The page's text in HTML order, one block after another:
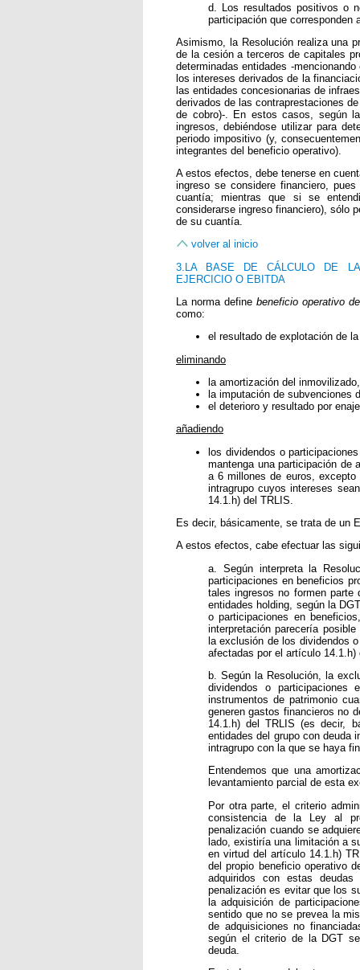
d. Los resultados positivos o
participación que corresponden
Asimismo, la Resolución realiza una
de la cesión a terceros de capitales
determinadas entidades -
los intereses derivados de la
las entidades concesionarias de
derivados de las contraprestaciones
de cobro)-. En estos casos, según
ingresos, debiéndose utilizar para
periodo impositivo (y,
integrantes del beneficio operativo).
A estos efectos, debe tenerse en
ingreso se considere financiero,
cuantía; mientras que si se
considerarse ingreso financiero), sólo
de su cuantía.
volver al inicio
3.LA BASE DE CÁLCULO DE
EJERCICIO O EBITDA
La norma define beneficio operativo
como:
el resultado de explotación de
eliminando
la amortización del inmovilizado,
la imputación de subvenciones
el deterioro y resultado por
añadiendo
los dividendos o
mantenga una participación de
a 6 millones de euros, excepto
intragrupo cuyos intereses
14.1.h) del TRLIS.
Es decir, básicamente, se trata de un
A estos efectos, cabe efectuar las
a. Según interpreta la
participaciones en beneficios
tales ingresos no formen
entidades holding, según la
o participaciones en
interpretación parecería
la exclusión de los dividendos
afectadas por el artículo 14.1.h)
b. Según la Resolución, la
dividendos o participaciones
instrumentos de patrimonio
generen gastos financieros no
14.1.h) del TRLIS (es decir,
entidades del grupo con deuda
intragrupo con la que se haya
Entendemos que una
levantamiento parcial de esta
Por otra parte, el criterio
consistencia de la Ley al
penalización cuando se
lado, existiría una limitación a
en virtud del artículo 14.1.h)
del propio beneficio operativo
adquiridos con estas
penalización es evitar que los
la adquisición de
sentido que no se prevea la
de adquisiciones no
según el criterio de la DGT
deuda.